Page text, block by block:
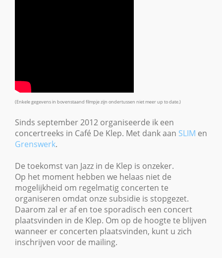
(Enkele gegevens in bovenstaand filmpje zijn ondertussen niet meer up to date.)
Sinds september 2012 organiseerde ik een
concertreeks in Café De Klep. Met dank aan SLIM en
Grenswerk.
De toekomst van Jazz in de Klep is onzeker.
Op het moment hebben we helaas niet de
mogelijkheid om regelmatig concerten te
organiseren omdat onze subsidie is stopgezet.
Daarom zal er af en toe sporadisch een concert
plaatsvinden in de Klep. Om op de hoogte te blijven
wanneer er concerten plaatsvinden, kunt u zich
inschrijven voor de mailing.